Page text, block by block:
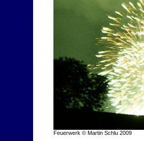
Feuerwerk © Martin Schlu 2009